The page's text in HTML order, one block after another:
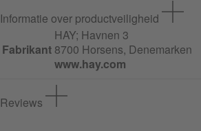
Informatie over productveiligheid
Fabrikant
HAY; Havnen 3
8700 Horsens, Denemarken
www.hay.com
Reviews